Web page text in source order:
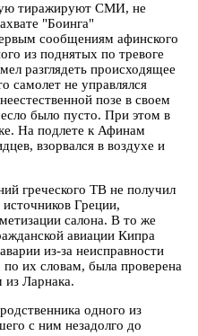
тиражируют СМИ, не
"Боинга"
сообщениям афинского
из поднятых по тревоге
разглядеть происходящее
самолет не управлялся
позе в своем
было пусто. При этом в
На подлете к Афинам
взорвался в воздухе и
греческого ТВ не получил
Греции,
салона. В то же
авиации Кипра
из-за неисправности
их словам, была проверена
из Ларнака.
одного из
с ним незадолго до